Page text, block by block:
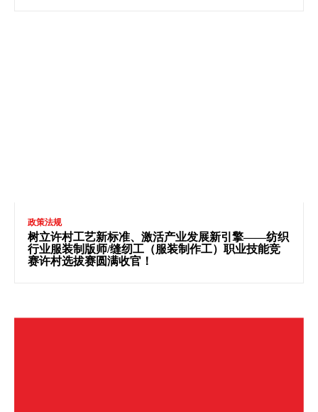
政策法规
树立许村工艺新标准、激活产业发展新引擎——纺织
行业服装制版师/缝纫工（服装制作工）职业技能竞
赛许村选拔赛圆满收官！